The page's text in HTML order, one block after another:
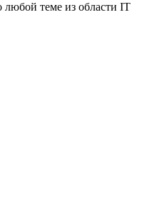
теме из области IT